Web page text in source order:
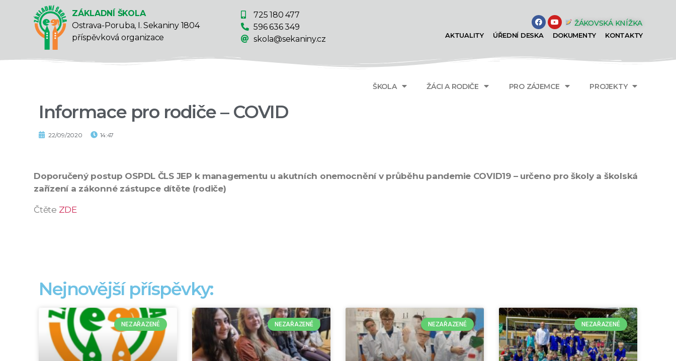
ZÁKLADNÍ ŠKOLA
Ostrava-Poruba, I. Sekaniny 1804
příspěvková organizace
725 180 477
596 636 349
skola@sekaniny.cz
ŽÁKOVSKÁ KNÍŽKA
AKTUALITY ÚŘEDNÍ DESKA DOKUMENTY KONTAKTY
ŠKOLA ŽÁCI A RODIČE PRO ZÁJEMCE PROJEKTY
Informace pro rodiče – COVID
22/09/2020 14:47
Doporučený postup OSPDL ČLS JEP k managementu u akutních onemocnění v průběhu pandemie COVID19 – určeno pro školy a školská
zařízení a zákonné zástupce dítěte (rodiče)
Čtěte ZDE
Nejnovější příspěvky:
NEZAŘAZENÉ NEZAŘAZENÉ NEZAŘAZENÉ NEZAŘAZENÉ